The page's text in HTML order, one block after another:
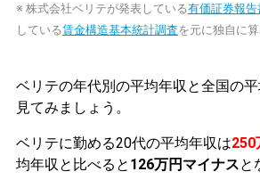
※ 株式会社ベリテが発表している有価証券報告
している賃金構造基本統計調査を元に独自に算
ベリテの年代別の平均年収と全国の
見てみましょう。
ベリテに勤める20代の平均年収は250
均年収と比べると 126万円マイナスと